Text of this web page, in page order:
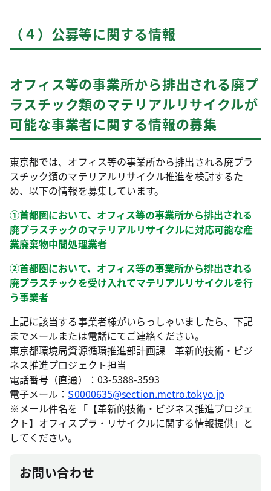
（４）公募等に関する情報
オフィス等の事業所から排出される廃プ
ラスチック類のマテリアルリサイクルが
可能な事業者に関する情報の募集
東京都では、オフィス等の事業所から排出される廃プラ
スチック類のマテリアルリサイクル推進を検討するた
め、以下の情報を募集しています。
①首都圏において、オフィス等の事業所から排出される
廃プラスチックのマテリアルリサイクルに対応可能な産
業廃棄物中間処理業者
②首都圏において、オフィス等の事業所から排出される
廃プラスチックを受け入れてマテリアルリサイクルを行
う事業者
上記に該当する事業者様がいらっしゃいましたら、下記
までメールまたは電話にてご連絡ください。
東京都環境局資源循環推進部計画課 革新的技術・ビジ
ネス推進プロジェクト担当
電話番号（直通）：03-5388-3593
電子メール： S0000635@section.metro.tokyo.jp
※メール件名を「【革新的技術・ビジネス推進プロジェ
クト】オフィスプラ・リサイクルに関する情報提供」と
してください。
お問い合わせ